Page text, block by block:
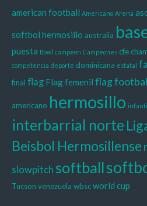
american football Americano Arena
softbol hermosillo australia
puesta Bowl campeon Campeones cfe
competencia deporte dominicana estatal
final flag Flag femenil flag
americano hermosillo
interbarrial norte
Beisbol Hermosillense
slowpitch softball
Tucson venezuela wbscworld cup